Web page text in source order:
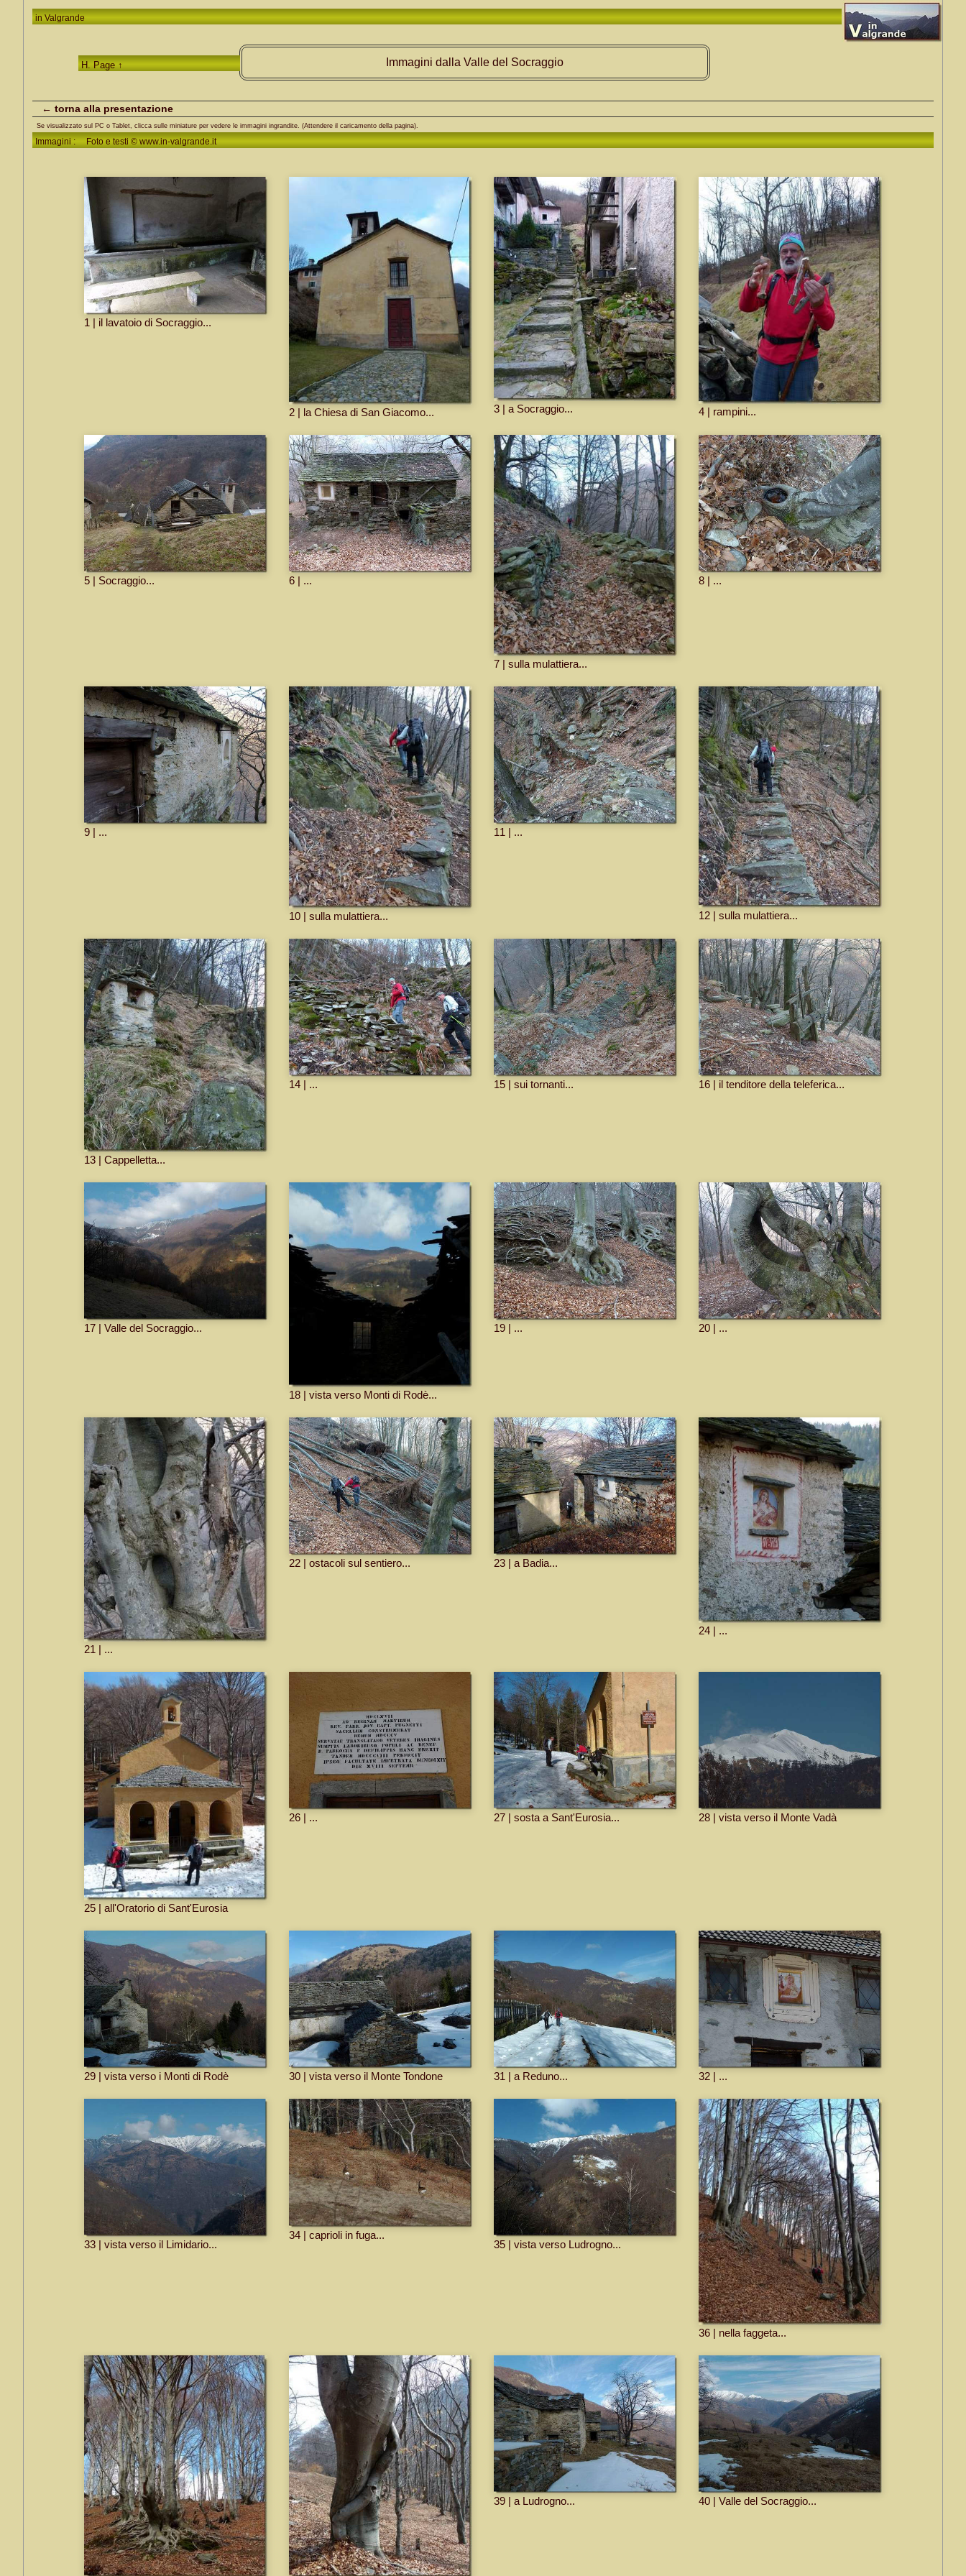
in Valgrande
H. Page ↑ Immagini dalla Valle del Socraggio
← torna alla presentazione
Se visualizzato sul PC o Tablet, clicca sulle miniature per vedere le immagini ingrandite. (Attendere il caricamento della pagina).
Immagini : Foto e testi © www.in-valgrande.it
1 | il lavatoio di Socraggio...
2 | la Chiesa di San Giacomo... 3 | a Socraggio... 4 | rampini...
5 | Socraggio... 6 | ...
7 | sulla mulattiera...
8 | ...
9 | ...
10 | sulla mulattiera...
11 | ...
12 | sulla mulattiera...
13 | Cappelletta...
14 | ... 15 | sui tornanti... 16 | il tenditore della teleferica...
17 | Valle del Socraggio...
18 | vista verso Monti di Rodè...
19 | ... 20 | ...
21 | ...
22 | ostacoli sul sentiero... 23 | a Badia...
24 | ...
25 | all'Oratorio di Sant'Eurosia
26 | ... 27 | sosta a Sant'Eurosia... 28 | vista verso il Monte Vadà
29 | vista verso i Monti di Rodè 30 | vista verso il Monte Tondone 31 | a Reduno... 32 | ...
33 | vista verso il Limidario...
34 | caprioli in fuga...
35 | vista verso Ludrogno...
36 | nella faggeta...
39 | a Ludrogno... 40 | Valle del Socraggio...